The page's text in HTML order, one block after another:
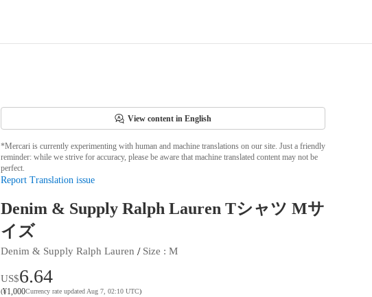
View content in English
*Mercari is currently experimenting with human and machine translations on our site. Just a friendly
reminder: while we strive for accuracy, please be aware that machine translated content may not be
perfect.
Report Translation issue
Denim & Supply Ralph Lauren Tシャツ Mサ
イズ
Denim & Supply Ralph Lauren / Size : M
US$6.64
(¥1,000Currency rate updated Aug 7, 02:10 UTC)